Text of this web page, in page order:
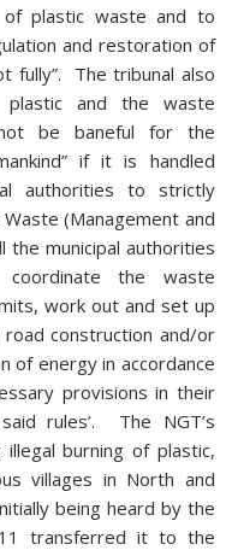
of plastic waste and to
and restoration of
fully”. The tribunal also
and the waste
be baneful for the
if it is handled
authorities to strictly
(Management and
municipal authorities
the waste
work out and set up
construction and/or
of energy in accordance
provisions in their
rules’. The NGT’s
burning of plastic,
villages in North and
being heard by the
transferred it to the